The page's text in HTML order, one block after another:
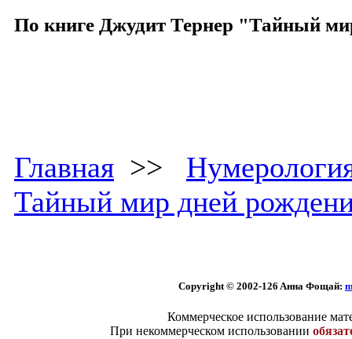
По книге Джудит Тернер "Тайный
Главная >>
Тайный мир дней
Copyright © 2002-126 Aннa Фoщaй:
Коммерческое использование
При некоммерческом использовании